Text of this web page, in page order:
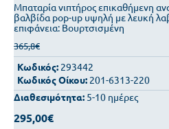
Μπαταρία νιπτήρος επικαθήμενη
βαλβίδα pop-up υψηλή με λευκή
επιφάνεια: Βουρτσισμένη
365,8€
Κωδικός: 293442
Κωδικός Οίκου: 201-6313-220
Διαθεσιμότητα: 5-10 ημέρες
295,00€